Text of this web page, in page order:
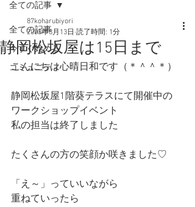
全ての記事
今すぐ始める
コミュニティ
全ての記事
静岡松坂屋は15日まで
87koharubiyori
2023年8月13日 読了時間: 1分
こんにちは心晴日和です（＊＾＾＊）
静岡松坂屋1階葵テラスにて開催中の
ワークショップイベント
私の担当は終了しました
たくさんの方の笑顔か咲きました♡
「え～」っていいながら
重ねていったら